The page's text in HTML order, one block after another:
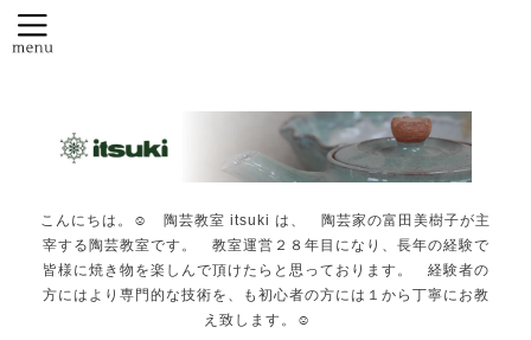
こんにちは。☺️ 陶芸教室 itsuki は、 陶芸家の富田美樹子が主
宰する陶芸教室です。 教室運営２８年目になり、長年の経験で
皆様に焼き物を楽しんで頂けたらと思っております。 経験者の
方にはより専門的な技術を、も初心者の方には１から丁寧にお教
え致します。☺️